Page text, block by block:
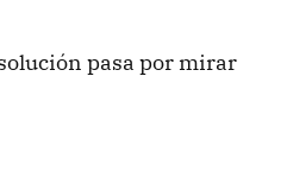
pasa por mirar